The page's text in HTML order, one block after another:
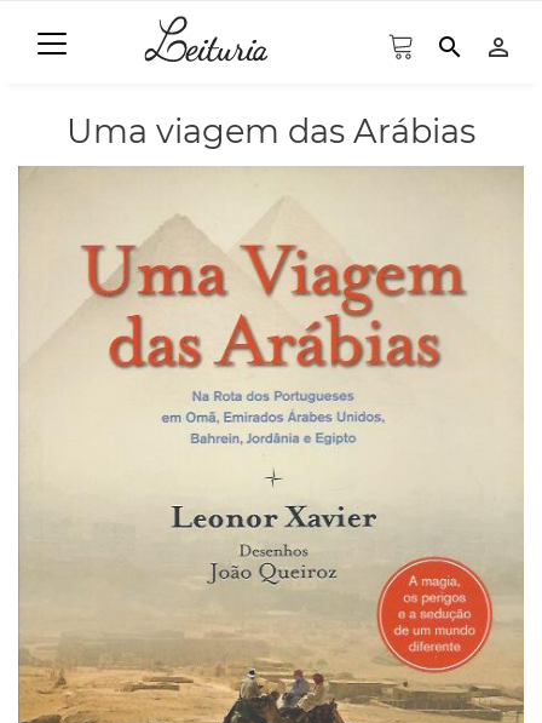
search person_outline
Uma viagem das Arábias